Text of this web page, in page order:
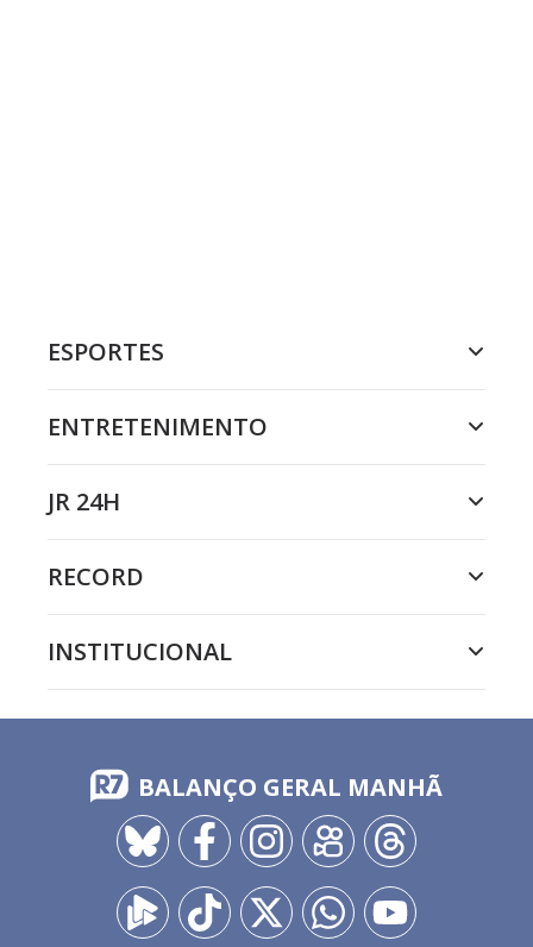
ESPORTES
ENTRETENIMENTO
JR 24H
RECORD
INSTITUCIONAL
BALANÇO GERAL MANHÃ